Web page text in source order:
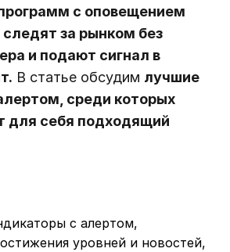
с оповещением
за рынком без
и подают сигнал в
В статье обсудим лучшие
среди которых
для себя подходящий
с алертом,
уровней и новостей,